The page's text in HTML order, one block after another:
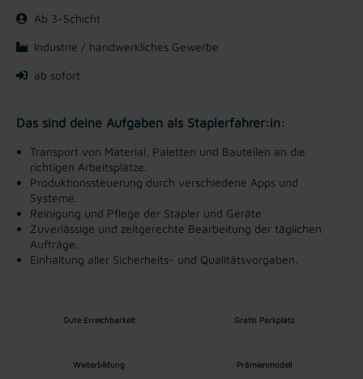
Ab 3-Schicht
Industrie / handwerkliches Gewerbe
ab sofort
Das sind deine Aufgaben als Staplerfahrer:in:
Transport von Material, Paletten und Bauteilen an die
richtigen Arbeitsplätze.
Produktionssteuerung durch verschiedene Apps und
Systeme.
Reinigung und Pflege der Stapler und Geräte
Zuverlässige und zeitgerechte Bearbeitung der täglichen
Aufträge.
Einhaltung aller Sicherheits- und Qualitätsvorgaben.
Gute Erreichbarkeit Gratis Parkplatz
Weiterbildung Prämienmodell